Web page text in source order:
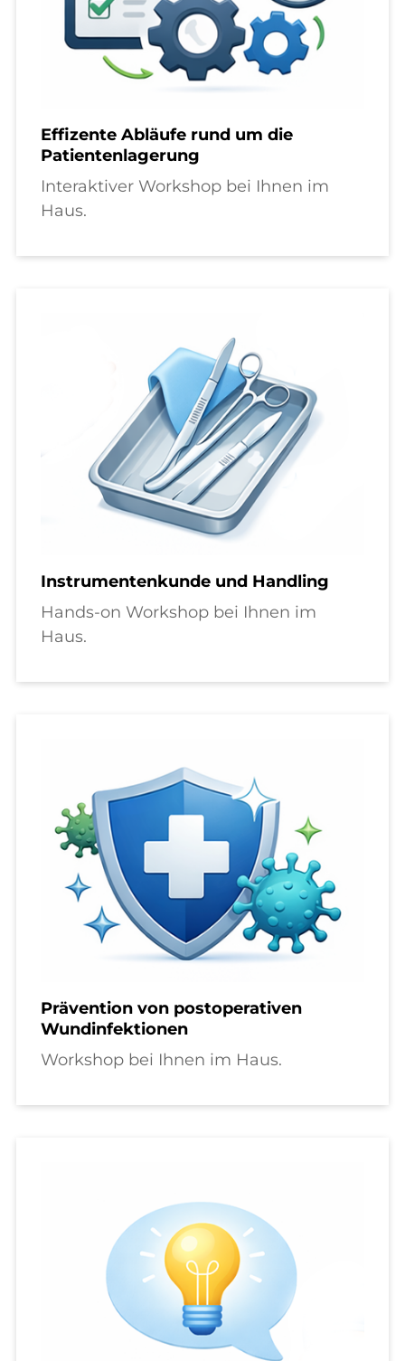
Effizente Abläufe rund um die
Patientenlagerung
Interaktiver Workshop bei Ihnen im
Haus.
Instrumentenkunde und Handling
Hands-on Workshop bei Ihnen im
Haus.
Prävention von postoperativen
Wundinfektionen
Workshop bei Ihnen im Haus.